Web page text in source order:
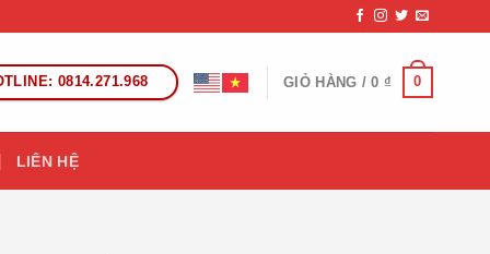
0814.271.968 GIỎ HÀNG /0 ₫ 0
LIÊN HỆ